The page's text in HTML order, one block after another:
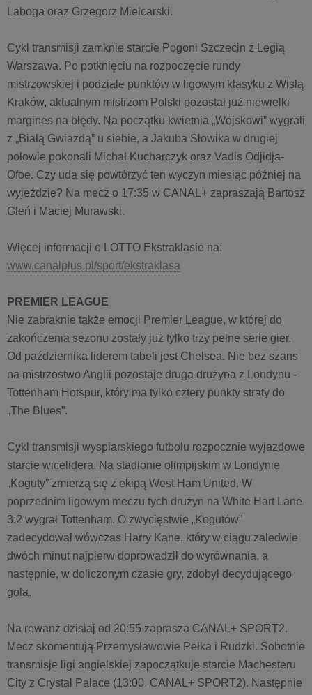
Laboga oraz Grzegorz Mielcarski.
Cykl transmisji zamknie starcie Pogoni Szczecin z Legią
Warszawa. Po potknięciu na rozpoczęcie rundy
mistrzowskiej i podziale punktów w ligowym klasyku z Wisłą
Kraków, aktualnym mistrzom Polski pozostał już niewielki
margines na błędy. Na początku kwietnia „Wojskowi” wygrali
z „Białą Gwiazdą” u siebie, a Jakuba Słowika w drugiej
połowie pokonali Michał Kucharczyk oraz Vadis Odjidja-
Ofoe. Czy uda się powtórzyć ten wyczyn miesiąc później na
wyjeździe? Na mecz o 17:35 w CANAL+ zapraszają Bartosz
Gleń i Maciej Murawski.
Więcej informacji o LOTTO Ekstraklasie na:
www.canalplus.pl/sport/ekstraklasa
PREMIER LEAGUE
Nie zabraknie także emocji Premier League, w której do
zakończenia sezonu zostały już tylko trzy pełne serie gier.
Od października liderem tabeli jest Chelsea. Nie bez szans
na mistrzostwo Anglii pozostaje druga drużyna z Londynu -
Tottenham Hotspur, który ma tylko cztery punkty straty do
„The Blues”.
Cykl transmisji wyspiarskiego futbolu rozpocznie wyjazdowe
starcie wicelidera. Na stadionie olimpijskim w Londynie
„Koguty” zmierzą się z ekipą West Ham United. W
poprzednim ligowym meczu tych drużyn na White Hart Lane
3:2 wygrał Tottenham. O zwycięstwie „Kogutów”
zadecydował wówczas Harry Kane, który w ciągu zaledwie
dwóch minut najpierw doprowadził do wyrównania, a
następnie, w doliczonym czasie gry, zdobył decydującego
gola.
Na rewanż dzisiaj od 20:55 zaprasza CANAL+ SPORT2.
Mecz skomentują Przemysławowie Pełka i Rudzki. Sobotnie
transmisje ligi angielskiej zapoczątkuje starcie Machesteru
City z Crystal Palace (13:00, CANAL+ SPORT2). Następnie